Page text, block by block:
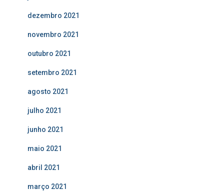
dezembro 2021
novembro 2021
outubro 2021
setembro 2021
agosto 2021
julho 2021
junho 2021
maio 2021
abril 2021
março 2021